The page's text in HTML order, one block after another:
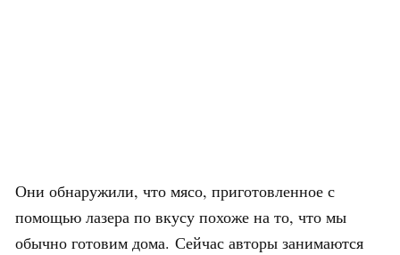
Они обнаружили, что мясо, приготовленное с
помощью лазера по вкусу похоже на то, что мы
обычно готовим дома. Сейчас авторы занимаются